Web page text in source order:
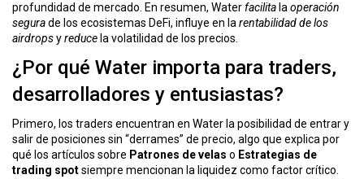
n
profundidad de mercado. En resumen, Waterfacilita la operación
segurade los ecosistemas DeFi, influye en la rentabilidad de los
airdropsyreduce la volatilidad de los precios.
¿Por qué Water importa para traders,
desarrolladores y entusiastas?
Primero, los traders encuentran en Water la posibilidad de entrar y
salir de posiciones sin “derrames” de precio, algo que explica por
qué los artículos sobre Patrones de velas o Estrategias de
trading spotsiempre mencionan la liquidez como factor crítico.